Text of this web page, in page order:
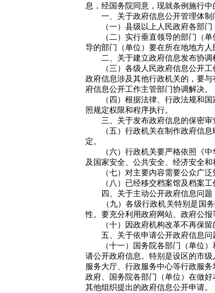
息，经国务院同意，现就条例施行中
一、关于政府信息公开管理体制
（一）县级以上人民政府各部门（
（二）实行垂直领导的部门（单
导的部门（单位）要在所在地地方
二、关于建立政府信息发布协调
（三）各级人民政府信息公开工
政府信息涉及其他行政机关的，要
府信息公开工作主管部门协调解决。
（四）根据法律、行政法规和国
照规定权限和程序执行。
三、关于发布政府信息的保密审
（五）行政机关在制作政府信息
定。
（六）行政机关要严格依照《中
及国家安全、公共安全、经济安全和
（七）对主要内容需要公众广泛知
（八）已经移交档案馆及档案工
四、关于主动公开政府信息问题
（九）各级行政机关特别是国务
性。要充分利用政府网站、政府公
（十）因政府机构改革不再保留
五、关于依申请公开政府信息问
（十一）国务院各部门（单位）
请公开政府信息。特别是设区的市
服务大厅、行政服务中心等行政服
政府、国务院各部门（单位）在做
其他组织提出的政府信息公开申请。